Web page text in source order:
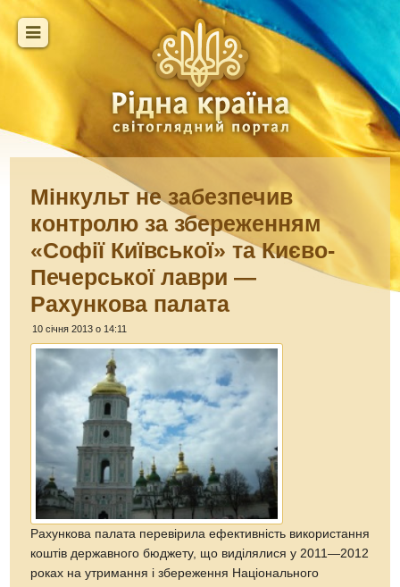
Мінкульт не забезпечив
контролю за збереженням
«Софії Київської» та Києво-
Печерської лаври —
Рахункова палата
10 січня 2013 о 14:11
Рахункова палата перевірила ефективність використання
коштів державного бюджету, що виділялися у 2011—2012
роках на утримання і збереження Національного